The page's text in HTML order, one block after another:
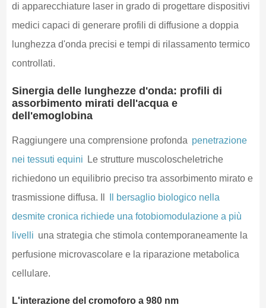
di apparecchiature laser in grado di progettare dispositivi
medici capaci di generare profili di diffusione a doppia
lunghezza d'onda precisi e tempi di rilassamento termico
controllati.
Sinergia delle lunghezze d'onda: profili di
assorbimento mirati dell'acqua e
dell'emoglobina
Raggiungere una comprensione profonda penetrazione
nei tessuti equini
Le strutture muscoloscheletriche
richiedono un equilibrio preciso tra assorbimento mirato e
trasmissione diffusa. Il
Il bersaglio biologico nella
desmite cronica richiede una fotobiomodulazione a più
livelli una strategia che stimola contemporaneamente la
perfusione microvascolare e la riparazione metabolica
cellulare.
L'interazione del cromoforo a 980 nm